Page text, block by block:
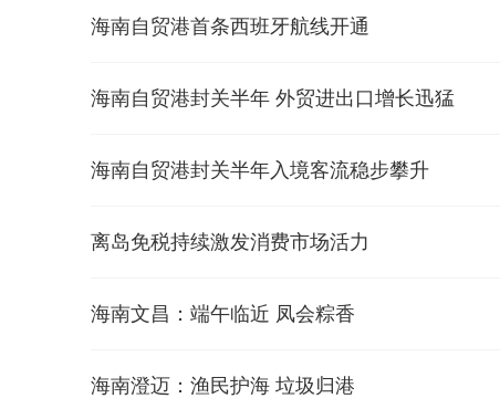
海南自贸港首条西班牙航线开通
海南自贸港封关半年 外贸进出口增长迅猛
海南自贸港封关半年入境客流稳步攀升
离岛免税持续激发消费市场活力
海南文昌：端午临近 凤会粽香
海南澄迈：渔民护海 垃圾归港